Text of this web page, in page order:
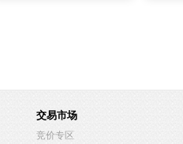
交易市场
竞价专区